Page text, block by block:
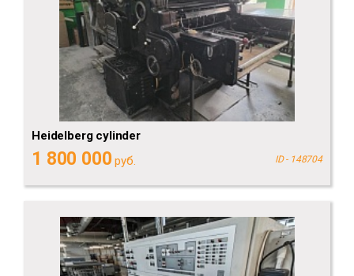
Heidelberg cylinder
1 800 000 руб. ID - 148704